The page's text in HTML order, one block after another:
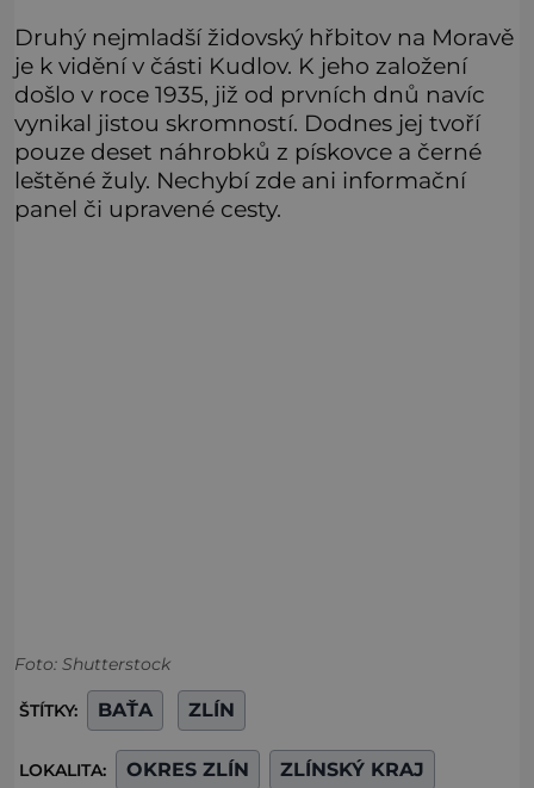
Druhý nejmladší židovský hřbitov na Moravě
je k vidění v části Kudlov. K jeho založení
došlo v roce 1935, již od prvních dnů navíc
vynikal jistou skromností. Dodnes jej tvoří
pouze deset náhrobků z pískovce a černé
leštěné žuly. Nechybí zde ani informační
panel či upravené cesty.
Foto: Shutterstock
ŠTÍTKY: BAŤA ZLÍN
LOKALITA: OKRES ZLÍN ZLÍNSKÝ KRAJ